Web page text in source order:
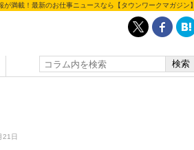
が満載！最新のお仕事ニュースなら【タウンワークマガジン】
21日